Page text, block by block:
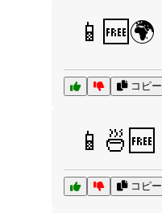
📱🆓🌍
コピー
📱🍜🆓
コピー